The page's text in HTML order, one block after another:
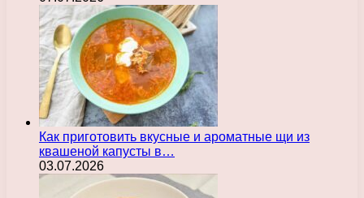
Как приготовить вкусные и ароматные щи из
квашеной капусты в…
03.07.2026